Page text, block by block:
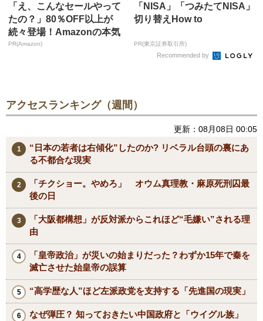
「え、こんなセールやって
たの？」80％OFF以上が
続々登場！Amazonの本気
が...
PR(Amazon)
「NISA」「つみたてNISA」
切り替えHow to
PR(東京証券取引所)
Recommended by
アクセスランキング（週間）
更新：08月08日 00:05
“日本の若者は右傾化”したのか? リベラル台頭の裏にあ
る不都合な現実
「チクショー。やめろ」 オウム真理教・麻原死刑囚最
後の日
「大阪都構想」が反対派からこれほど“毛嫌い”される理
由
「皇帝政治」が災いの始まりだった？わずか15年で秦を
滅亡させた始皇帝の誤算
“高学歴な人”ほど左派政党を支持する「先進国の現実」
なぜ弾圧？ 知っておきたい中国政府と「ウイグル族」